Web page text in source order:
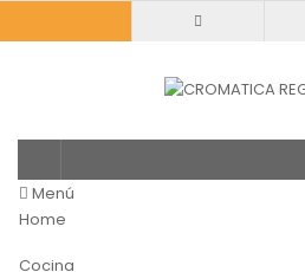
categorias
Menú
Home
Cocina